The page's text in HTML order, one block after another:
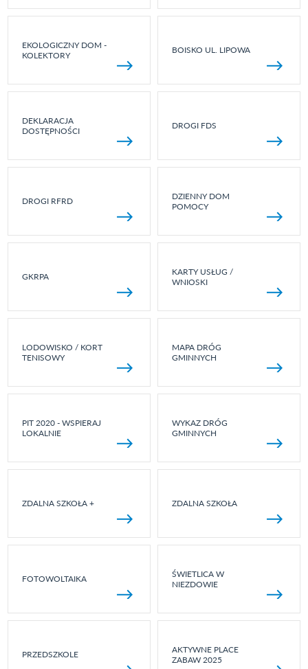
EKOLOGICZNY DOM -
KOLEKTORY
BOISKO UL. LIPOWA
DEKLARACJA
DOSTĘPNOŚCI
DROGI FDS
DROGI RFRD
DZIENNY DOM
POMOCY
GKRPA
KARTY USŁUG /
WNIOSKI
LODOWISKO / KORT
TENISOWY
MAPA DRÓG
GMINNYCH
PIT 2020 - WSPIERAJ
LOKALNIE
WYKAZ DRÓG
GMINNYCH
ZDALNA SZKOŁA + ZDALNA SZKOŁA
FOTOWOLTAIKA
ŚWIETLICA W
NIEZDOWIE
PRZEDSZKOLE
AKTYWNE PLACE
ZABAW 2025